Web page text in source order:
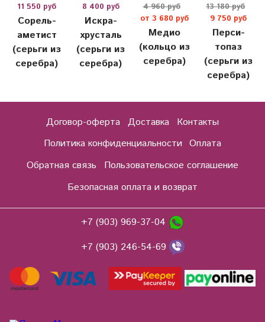
11 550 руб
Сорель-
аметист
(серьги из
серебра)
8 400 руб
Искра-
хрусталь
(серьги из
серебра)
4 960 руб
от 3 680 руб
Медио
(кольцо из
серебра)
13 180 руб
9 750 руб
Перси-
топаз
(серьги из
серебра)
Договор-оферта Доставка
Контакты
Политика конфиденциальности Оплата
Обратная связь
Пользовательское соглашение
Безопасная оплата и возврат
+7 (903) 969-37-04
+7 (903) 246-54-69